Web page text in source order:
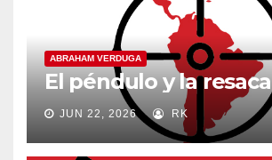
ABRAHAM VERDUGA
El péndulo y la resaca
JUN 22, 2026 RK